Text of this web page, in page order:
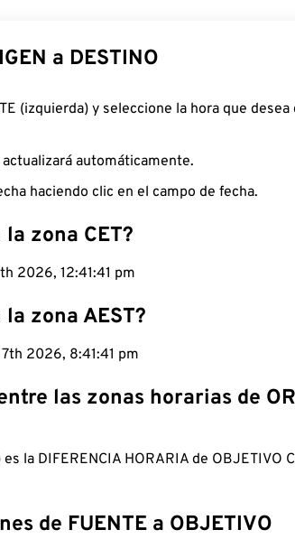
a DESTINO
(izquierda) y seleccione la hora que
actualizará automáticamente.
haciendo clic en el campo de fecha.
zona CET?
2026, 12:41:42 pm
zona AEST?
2026, 8:41:42 pm
las zonas horarias de
es la DIFERENCIA HORARIA de OBJETIVO
de FUENTE a OBJETIVO